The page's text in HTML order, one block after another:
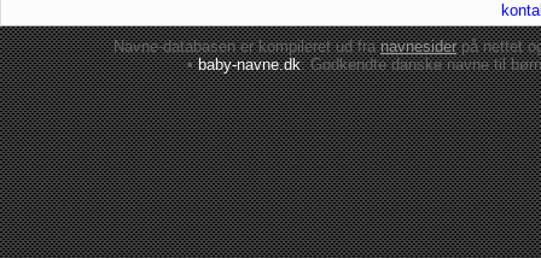
Navne-databasen er kompileret ud franavnesiderpå nettet
•baby-navne.dk: Godkendte danskenavne til børn